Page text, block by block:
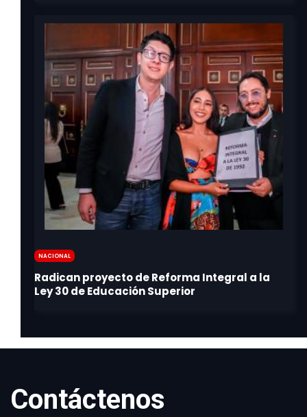
Nacional
Contáctenos